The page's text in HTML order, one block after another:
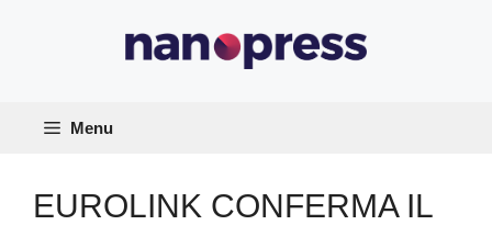
Menu
EUROLINK CONFERMA IL